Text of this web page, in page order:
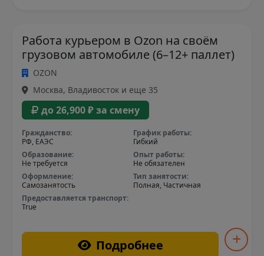
Работа курьером в Ozon на своём
грузовом автомобиле (6–12+ паллет)
OZON
Москва, Владивосток и еще 35
до 26,900 ₽ за смену
Гражданство:
РФ, ЕАЭС
График работы:
Гибкий
Образование:
Не требуется
Опыт работы:
Не обязателен
Оформление:
Самозанятость
Тип занятости:
Полная, Частичная
Предоставляется транспорт:
True
Подробнее